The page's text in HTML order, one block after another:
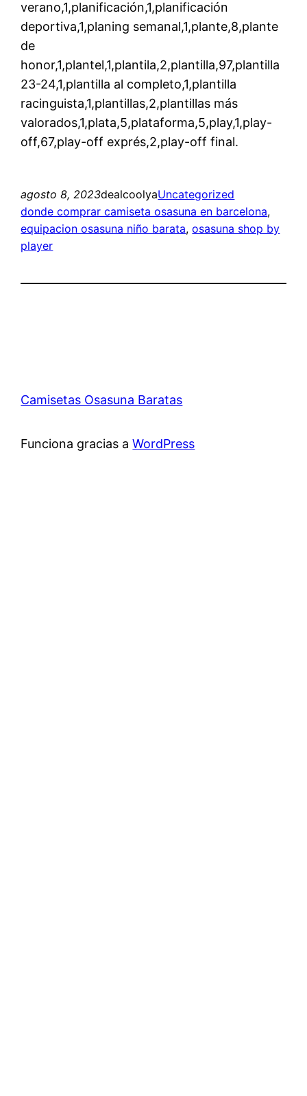
verano,1,planificación,1,planificación
deportiva,1,planing semanal,1,plante,8,plante
de
honor,1,plantel,1,plantila,2,plantilla,97,plantilla
23-24,1,plantilla al completo,1,plantilla
racinguista,1,plantillas,2,plantillas más
valorados,1,plata,5,plataforma,5,play,1,play-
off,67,play-off exprés,2,play-off final.
agosto 8, 2023dealcoolyaUncategorized
donde comprar camiseta osasuna en barcelona
equipacion osasuna niño barata, osasuna shop by
player
Camisetas Osasuna Baratas
Funciona gracias aWordPress